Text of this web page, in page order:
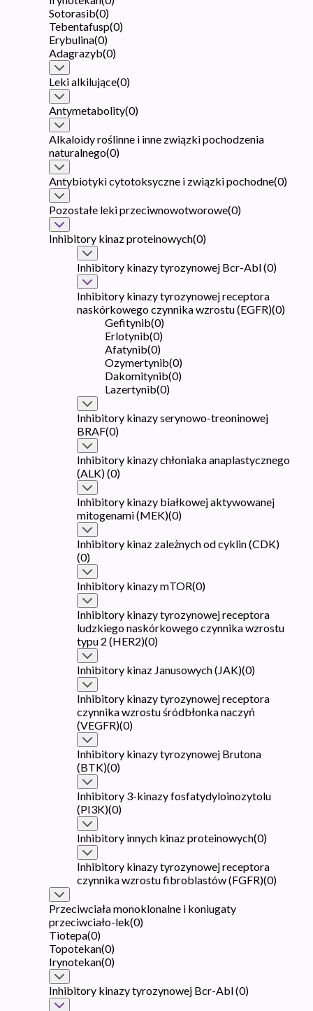
Sotorasib(0)
Tebentafusp(0)
Erybulina(0)
Adagrazyb(0)
Leki alkilujące(0)
Antymetabolity(0)
Alkaloidy roślinne i inne związki pochodzenia
naturalnego(0)
Antybiotyki cytotoksyczne i związki pochodne(0)
Pozostałe leki przeciwnowotworowe(0)
Inhibitory kinaz proteinowych(0)
Inhibitory kinazy tyrozynowej Bcr-Abl(0)
Inhibitory kinazy tyrozynowej receptora
naskórkowego czynnika wzrostu (EGFR)(0)
Gefitynib(0)
Erlotynib(0)
Afatynib(0)
Ozymertynib(0)
Dakomitynib(0)
Lazertynib(0)
Inhibitory kinazy serynowo-treoninowej
BRAF(0)
Inhibitory kinazy chłoniaka anaplastycznego
(ALK)(0)
Inhibitory kinazy białkowej aktywowanej
mitogenami (MEK)(0)
Inhibitory kinaz zależnych od cyklin (CDK)
(0)
Inhibitory kinazy mTOR(0)
Inhibitory kinazy tyrozynowej receptora
ludzkiego naskórkowego czynnika wzrostu
typu 2 (HER2)(0)
Inhibitory kinaz Janusowych (JAK)(0)
Inhibitory kinazy tyrozynowej receptora
czynnika wzrostu śródbłonka naczyń
(VEGFR)(0)
Inhibitory kinazy tyrozynowej Brutona
(BTK)(0)
Inhibitory 3-kinazy fosfatydyloinozytolu
(PI3K)(0)
Inhibitory innych kinaz proteinowych(0)
Inhibitory kinazy tyrozynowej receptora
czynnika wzrostu fibroblastów (FGFR)(0)
Przeciwciała monoklonalne i koniugaty
przeciwciało-lek(0)
Tiotepa(0)
Topotekan(0)
Irynotekan(0)
Inhibitory kinazy tyrozynowej Bcr-Abl(0)